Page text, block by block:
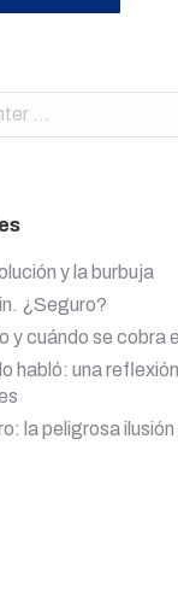
y la burbuja
¿Seguro?
y cuándo se cobra
habló: una
la peligrosa